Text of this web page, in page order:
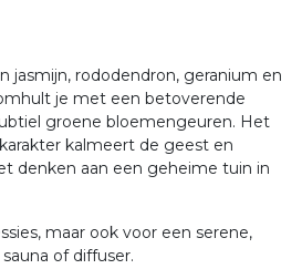
jasmijn, rododendron, geranium en
je met een betoverende
groene bloemengeuren. Het
kalmeert de geest en
denken aan een geheime tuin in
maar ook voor een serene,
of diffuser.